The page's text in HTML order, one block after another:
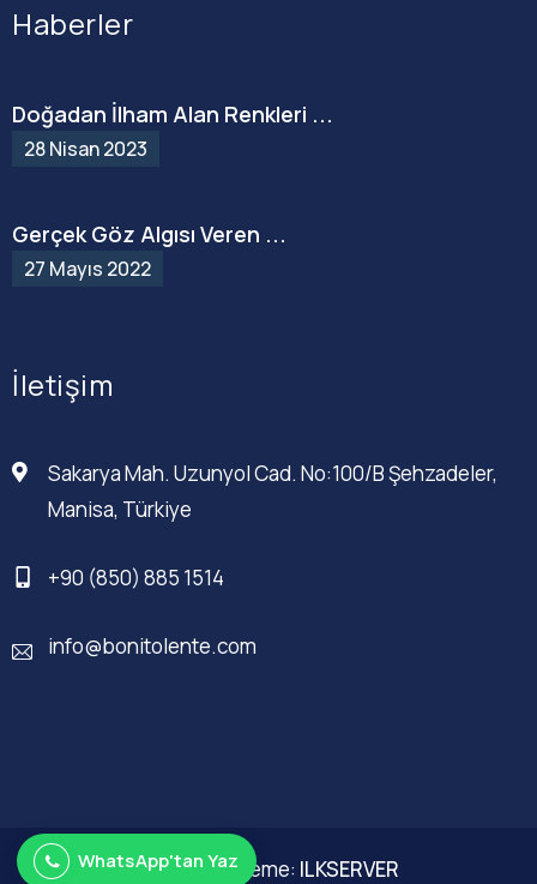
Haberler
Doğadan İlham Alan Renkleri ...
28 Nisan 2023
Gerçek Göz Algısı Veren ...
27 Mayıs 2022
İletişim
Sakarya Mah. Uzunyol Cad. No:100/B Şehzadeler,
Manisa, Türkiye
+90 (850) 885 1514
info@bonitolente.com
Web Düzenleme: ILKSERVER
WhatsApp'tan Yaz